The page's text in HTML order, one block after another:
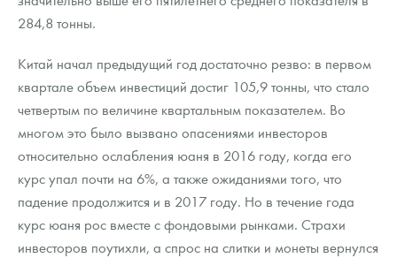
284,8 тонны.
Китай начал предыдущий год достаточно резво: в первом
квартале объем инвестиций достиг 105,9 тонны, что стало
четвертым по величине квартальным показателем. Во
многом это было вызвано опасениями инвесторов
относительно ослабления юаня в 2016 году, когда его
курс упал почти на 6%, а также ожиданиями того, что
падение продолжится и в 2017 году. Но в течение года
курс юаня рос вместе с фондовыми рынками. Страхи
инвесторов поутихли, а спрос на слитки и монеты вернулся